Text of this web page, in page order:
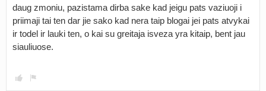
daug zmoniu, pazistama dirba sake kad jeigu pats vaziuoji i
priimaji tai ten dar jie sako kad nera taip blogai jei pats atvykai
ir todel ir lauki ten, o kai su greitaja isveza yra kitaip, bent jau
siauliuose.